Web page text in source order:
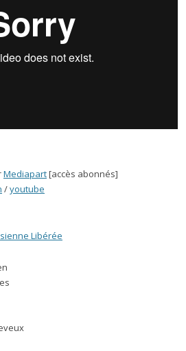
Mediapart[accès abonnés]
/youtube
Libérée